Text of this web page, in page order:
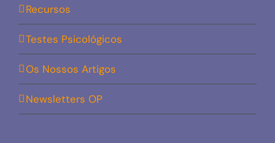
Recursos
Testes Psicológicos
Os Nossos Artigos
Newsletters OP